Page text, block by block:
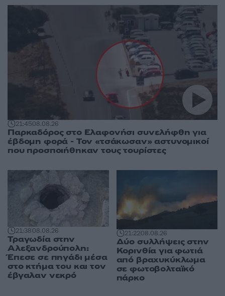
21:4508.08.26
Παρκαδόρος στο Ελαφονήσι συνελήφθη για
έβδομη φορά - Τον «τσάκωσαν» αστυνομικοί
που προσποιήθηκαν τους τουρίστες
21:3808.08.26
Τραγωδία στην
Αλεξανδρούπολη:
Έπεσε σε πηγάδι μέσα
στο κτήμα του και τον
έβγαλαν νεκρό
21:2208.08.26
Δύο συλλήψεις στην
Κορινθία για φωτιά
από βραχυκύκλωμα
σε φωτοβολταϊκό
πάρκο